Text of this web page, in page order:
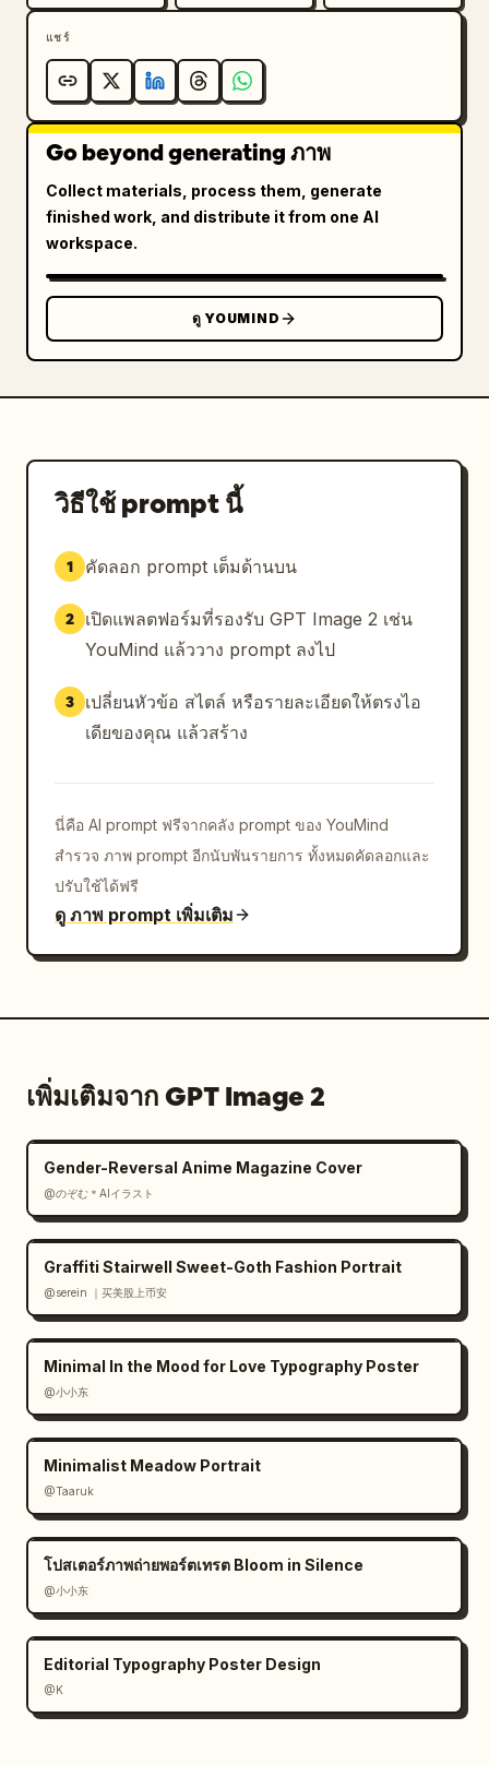
แชร์
Go beyond generating ภาพ
Collect materials, process them, generate
finished work, and distribute it from one AI
workspace.
ดู YOUMIND
วิธีใช้ prompt นี้
1 คัดลอก prompt เต็มด้านบน
2
เปิดแพลตฟอร์มที่รองรับ GPT Image 2 เช่น
YouMind แล้ววาง prompt ลงไป
3
เปลี่ยนหัวข้อ สไตล์ หรือรายละเอียดให้ตรงไอ
เดียของคุณ แล้วสร้าง
นี่คือ AI prompt ฟรีจากคลัง prompt ของ YouMind
สำรวจ ภาพ prompt อีกนับพันรายการ ทั้งหมดคัดลอกและ
ปรับใช้ได้ฟรี
ดู ภาพ prompt เพิ่มเติม
เพิ่มเติมจาก GPT Image 2
Gender-Reversal Anime Magazine Cover
@のぞむ＊AIイラスト
Graffiti Stairwell Sweet-Goth Fashion Portrait
@serein ｜买美股上币安
Minimal In the Mood for Love Typography Poster
@小小东
Minimalist Meadow Portrait
@Taaruk
โปสเตอร์ภาพถ่ายพอร์ตเทรต Bloom in Silence
@小小东
Editorial Typography Poster Design
@K